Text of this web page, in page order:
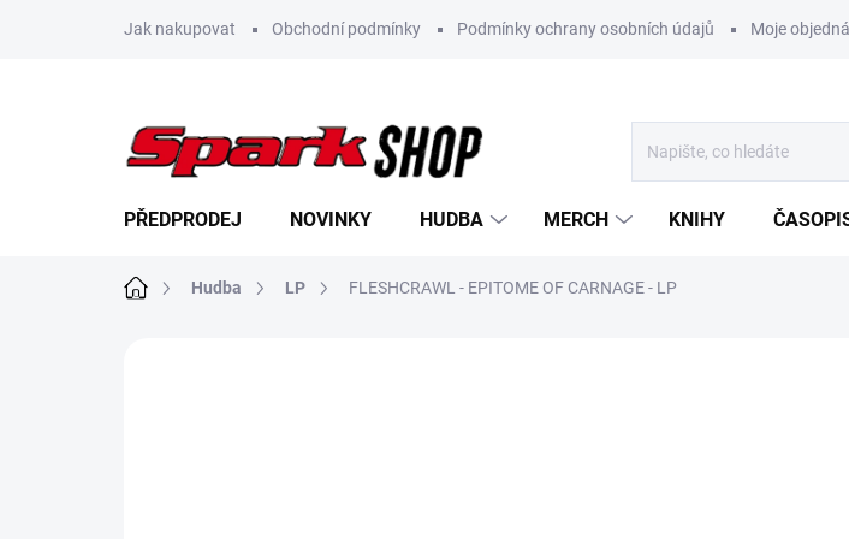
Jak nakupovat Obchodní podmínky Podmínky ochrany osobních údajů Moje
PŘEDPRODEJ NOVINKY HUDBA MERCH KNIHY
Domů Hudba LP FLESHCRAWL - EPITOME OF CARNAGE - LP